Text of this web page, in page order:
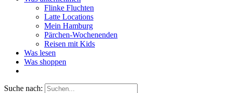
Flinke Fluchten
Latte Locations
Mein Hamburg
Pärchen-Wochenenden
Reisen mit Kids
Was lesen
Was shoppen
Suche nach: